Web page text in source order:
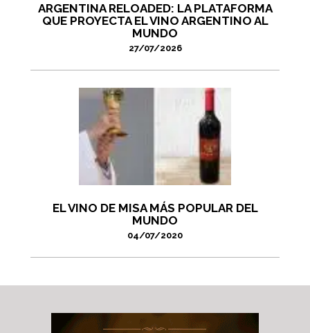
ARGENTINA RELOADED: LA PLATAFORMA
QUE PROYECTA EL VINO ARGENTINO AL
MUNDO
27/07/2026
EL VINO DE MISA MÁS POPULAR DEL
MUNDO
04/07/2020